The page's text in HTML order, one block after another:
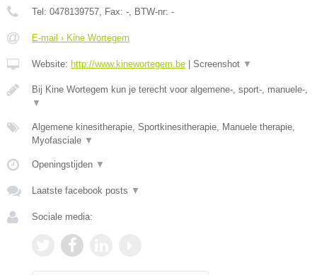
Tel: 0478139757 , Fax: - , BTW-nr: -
E-mail › Kine Wortegem
Website: http://www.kinewortegem.be | Screenshot ▼
Bij Kine Wortegem kun je terecht voor algemene-, sport-, manuele-,
▼
Algemene kinesitherapie, Sportkinesitherapie, Manuele therapie,
Myofasciale ▼
Openingstijden ▼
Laatste facebook posts ▼
Sociale media: